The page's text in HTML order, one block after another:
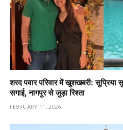
शरद पवार परिवार में खुशखबरी: सुप्रिया
सगाई, नागपुर से जुड़ा रिश्ता
FEBRUARY 11, 2026